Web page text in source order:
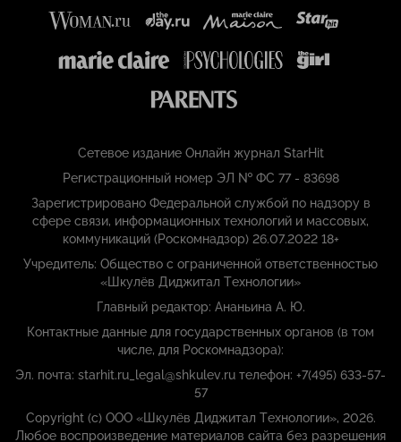
Сетевое издание Онлайн журнал StarHit
Регистрационный номер ЭЛ № ФС 77 - 83698
Зарегистрировано Федеральной службой по надзору в
сфере связи, информационных технологий и массовых,
коммуникаций (Роскомнадзор) 26.07.2022 18+
Учредитель: Общество с ограниченной ответственностью
«Шкулёв Диджитал Технологии»
Главный редактор: Ананьина А. Ю.
Контактные данные для государственных органов (в том
числе, для Роскомнадзора):
Эл. почта: starhit.ru_legal@shkulev.ru телефон: +7(495) 633-57-
57
Copyright (с) ООО «Шкулёв Диджитал Технологии», 2026.
Любое воспроизведение материалов сайта без разрешения